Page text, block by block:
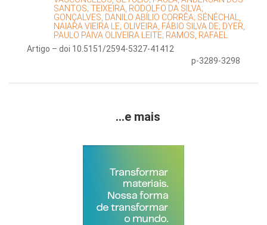
SANTOS; TEIXEIRA, RODOLFO DA SILVA;
GONÇALVES, DANILO ABÍLIO CORRÊA; SÉNÉCHAL,
NAIARA VIEIRA LE; OLIVEIRA, FÁBIO SILVA DE; DYER,
PAULO PAIVA OLIVEIRA LEITE; RAMOS, RAFAEL
Artigo – doi 10.5151/2594-5327-41412
p-3289-3298
...e mais